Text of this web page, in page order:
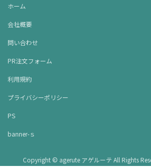
ホーム
会社概要
問い合わせ
PR注文フォーム
利用規約
プライバシーポリシー
PS
banner-ｓ
Copyright © agerute アゲルーテ All Rights